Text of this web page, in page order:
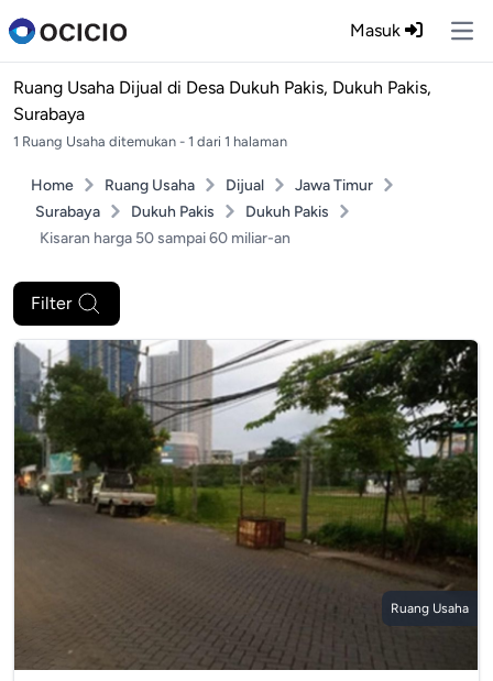
Masuk
Ruang Usaha Dijual di Desa Dukuh Pakis, Dukuh Pakis,
Surabaya
1 Ruang Usaha ditemukan - 1 dari 1 halaman
Home Ruang Usaha Dijual
Jawa Timur
Surabaya
Dukuh Pakis
Dukuh Pakis
Kisaran harga 50 sampai 60 miliar-an
Filter
Ruang Usaha